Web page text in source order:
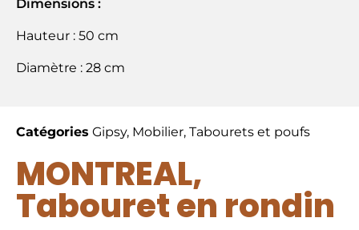
Dimensions :
Hauteur : 50 cm
Diamètre : 28 cm
Catégories Gipsy, Mobilier, Tabourets et poufs
MONTREAL,
Tabouret en rondin